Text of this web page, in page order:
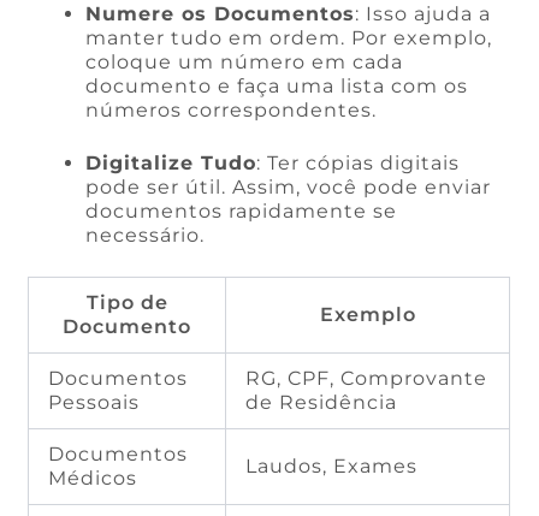
Numere os Documentos: Isso ajuda a
manter tudo em ordem. Por exemplo,
coloque um número em cada
documento e faça uma lista com os
números correspondentes.
Digitalize Tudo: Ter cópias digitais
pode ser útil. Assim, você pode enviar
documentos rapidamente se
necessário.
Tipo de
Documento
Exemplo
Documentos
Pessoais
RG, CPF, Comprovante
de Residência
Documentos
Médicos
Laudos, Exames